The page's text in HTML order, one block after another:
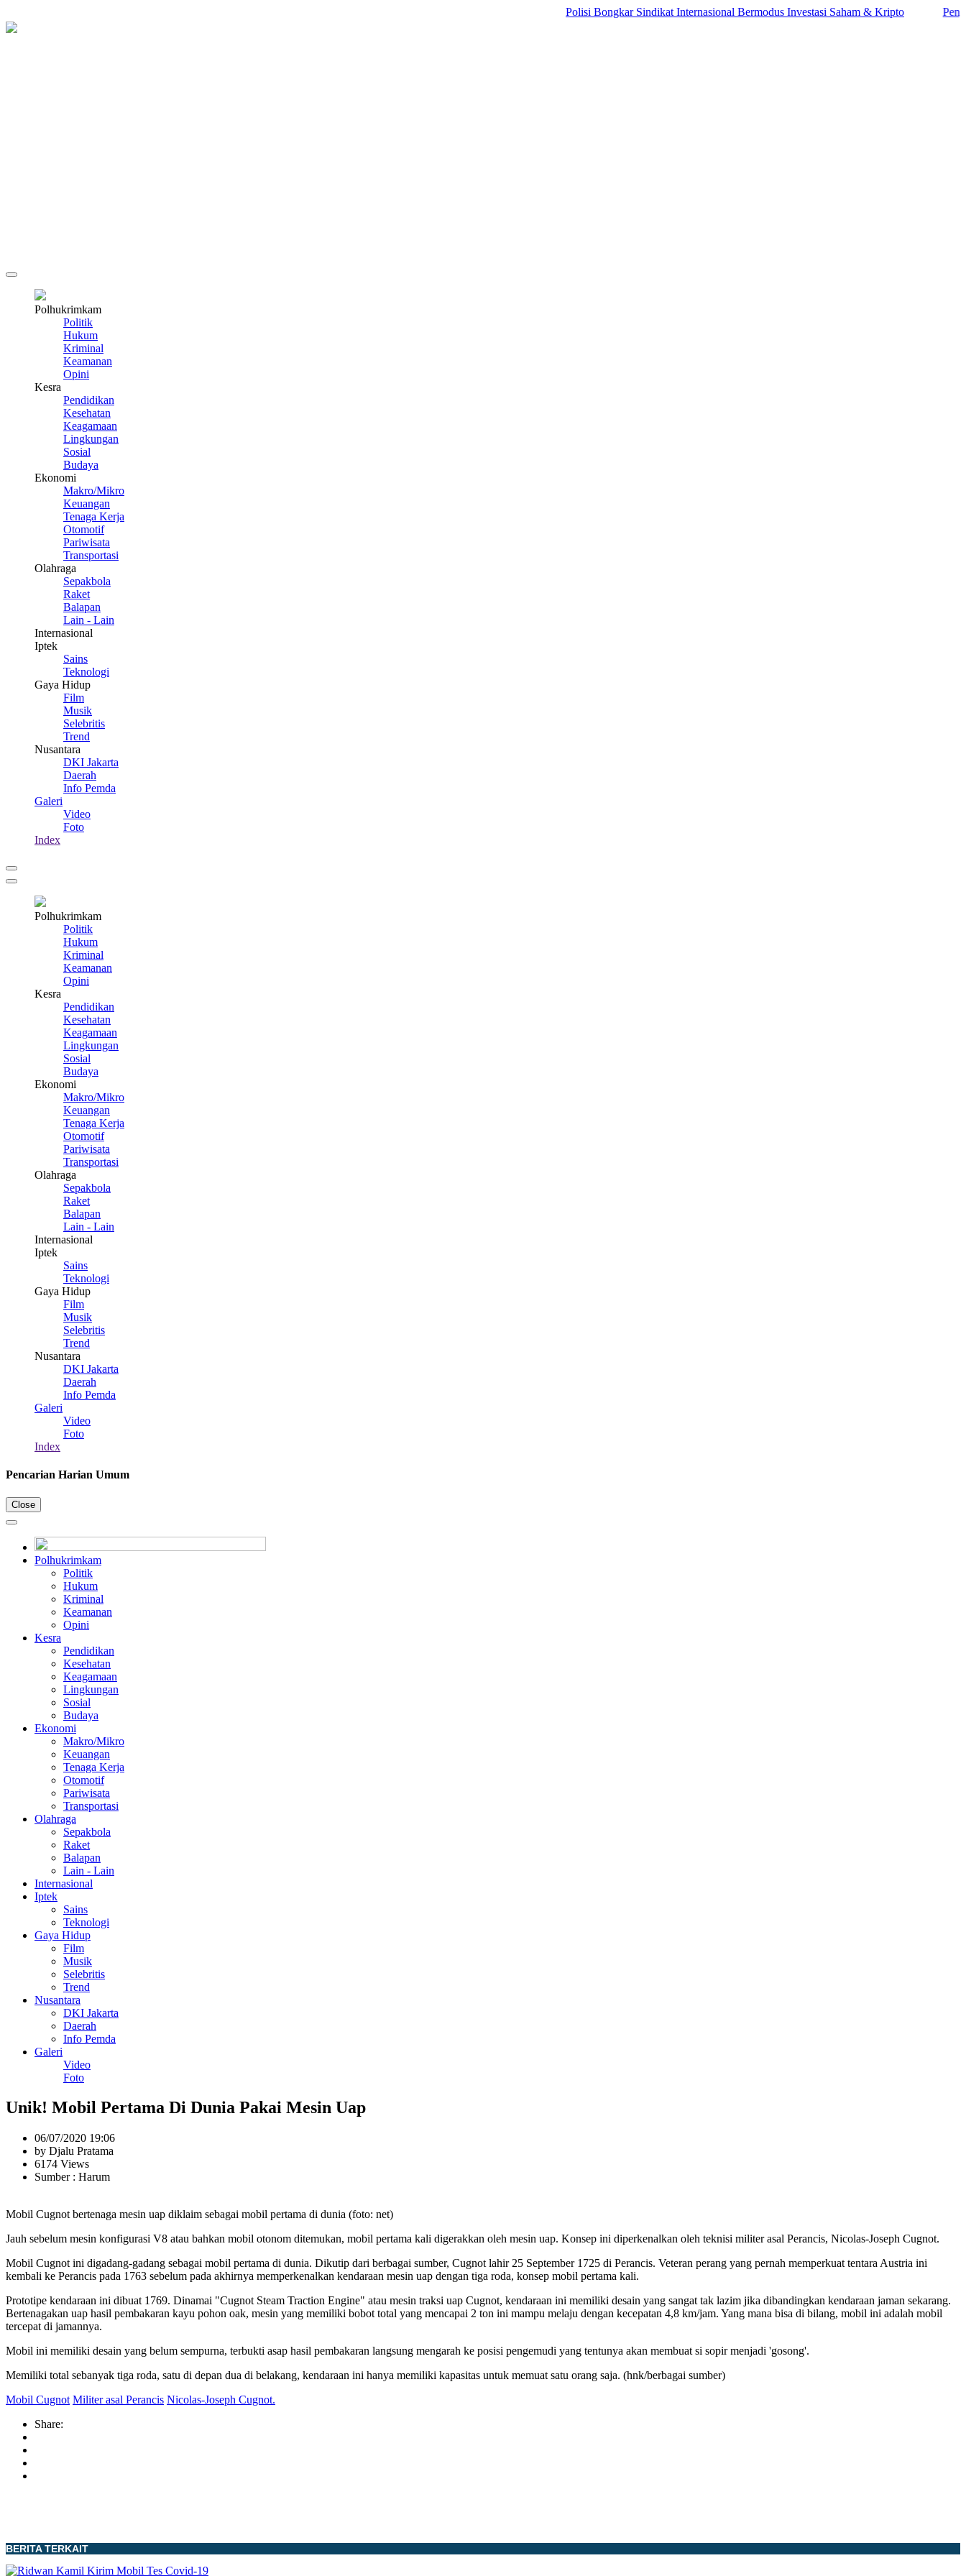
Polisi Bongkar Sindikat Internasional Bermodus Investasi Saham & Kripto Pengamat
Polhukrimkam
Politik
Hukum
Kriminal
Keamanan
Opini
Kesra
Pendidikan
Kesehatan
Keagamaan
Lingkungan
Sosial
Budaya
Ekonomi
Makro/Mikro
Keuangan
Tenaga Kerja
Otomotif
Pariwisata
Transportasi
Olahraga
Sepakbola
Raket
Balapan
Lain - Lain
Internasional
Iptek
Sains
Teknologi
Gaya Hidup
Film
Musik
Selebritis
Trend
Nusantara
DKI Jakarta
Daerah
Info Pemda
Galeri
Video
Foto
Index
Polhukrimkam
Politik
Hukum
Kriminal
Keamanan
Opini
Kesra
Pendidikan
Kesehatan
Keagamaan
Lingkungan
Sosial
Budaya
Ekonomi
Makro/Mikro
Keuangan
Tenaga Kerja
Otomotif
Pariwisata
Transportasi
Olahraga
Sepakbola
Raket
Balapan
Lain - Lain
Internasional
Iptek
Sains
Teknologi
Gaya Hidup
Film
Musik
Selebritis
Trend
Nusantara
DKI Jakarta
Daerah
Info Pemda
Galeri
Video
Foto
Index
Pencarian Harian Umum
Close
Polhukrimkam
Politik
Hukum
Kriminal
Keamanan
Opini
Kesra
Pendidikan
Kesehatan
Keagamaan
Lingkungan
Sosial
Budaya
Ekonomi
Makro/Mikro
Keuangan
Tenaga Kerja
Otomotif
Pariwisata
Transportasi
Olahraga
Sepakbola
Raket
Balapan
Lain - Lain
Internasional
Iptek
Sains
Teknologi
Gaya Hidup
Film
Musik
Selebritis
Trend
Nusantara
DKI Jakarta
Daerah
Info Pemda
Galeri
Video
Foto
Unik! Mobil Pertama Di Dunia Pakai Mesin Uap
06/07/2020 19:06
by Djalu Pratama
6174 Views
Sumber : Harum
Mobil Cugnot bertenaga mesin uap diklaim sebagai mobil pertama di dunia (foto: net)
Jauh sebelum mesin konfigurasi V8 atau bahkan mobil otonom ditemukan, mobil pertama kali digerakkan oleh mesin uap. Konsep ini diperkenalkan oleh teknisi militer asal Perancis, Nicolas-Joseph Cugnot.
Mobil Cugnot ini digadang-gadang sebagai mobil pertama di dunia. Dikutip dari berbagai sumber, Cugnot lahir 25 September 1725 di Perancis. Veteran perang yang pernah memperkuat tentara Austria ini
kembali ke Perancis pada 1763 sebelum pada akhirnya memperkenalkan kendaraan mesin uap dengan tiga roda, konsep mobil pertama kali.
Prototipe kendaraan ini dibuat 1769. Dinamai "Cugnot Steam Traction Engine" atau mesin traksi uap Cugnot, kendaraan ini memiliki desain yang sangat tak lazim jika dibandingkan kendaraan jaman sekarang.
Bertenagakan uap hasil pembakaran kayu pohon oak, mesin yang memiliki bobot total yang mencapai 2 ton ini mampu melaju dengan kecepatan 4,8 km/jam. Yang mana bisa di bilang, mobil ini adalah mobil
tercepat di jamannya.
Mobil ini memiliki desain yang belum sempurna, terbukti asap hasil pembakaran langsung mengarah ke posisi pengemudi yang tentunya akan membuat si sopir menjadi 'gosong'.
Memiliki total sebanyak tiga roda, satu di depan dua di belakang, kendaraan ini hanya memiliki kapasitas untuk memuat satu orang saja. (hnk/berbagai sumber)
Mobil Cugnot Militer asal Perancis Nicolas-Joseph Cugnot.
Share:
BERITA TERKAIT